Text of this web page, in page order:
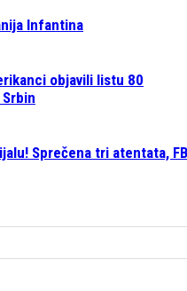
Infantina
objavili listu 80
Sprečena tri atentata,